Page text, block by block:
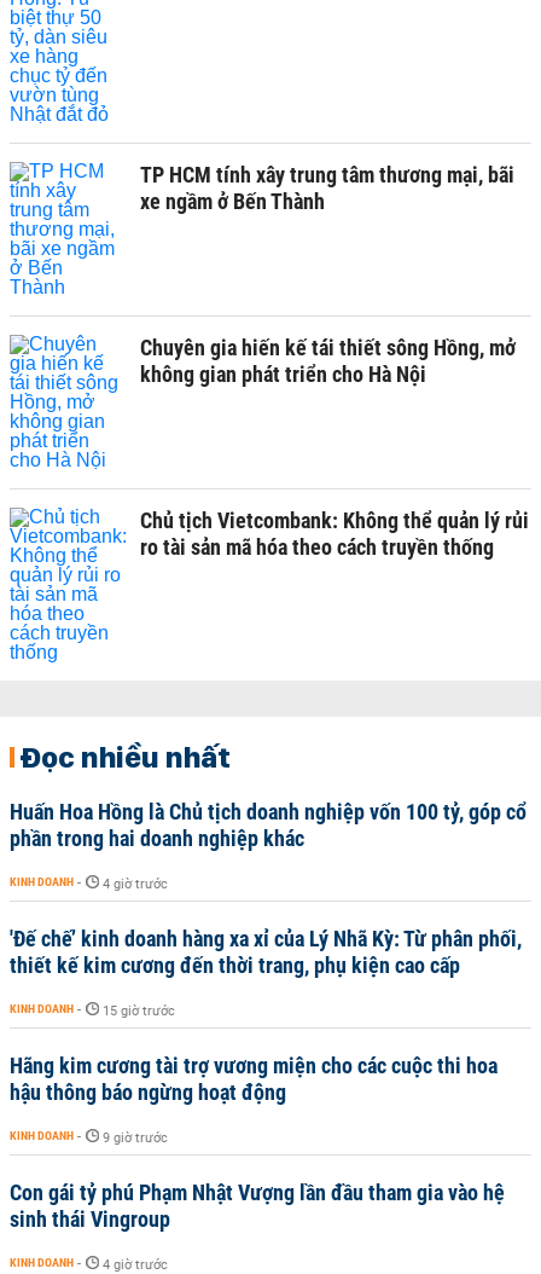
TP HCM tính xây trung tâm thương mại, bãi
xe ngầm ở Bến Thành
Chuyên gia hiến kế tái thiết sông Hồng, mở
không gian phát triển cho Hà Nội
Chủ tịch Vietcombank: Không thể quản lý rủi
ro tài sản mã hóa theo cách truyền thống
Đọc nhiều nhất
Huấn Hoa Hồng là Chủ tịch doanh nghiệp vốn 100 tỷ, góp cổ
phần trong hai doanh nghiệp khác
KINH DOANH - 4 giờ trước
'Đế chế’ kinh doanh hàng xa xỉ của Lý Nhã Kỳ: Từ phân phối,
thiết kế kim cương đến thời trang, phụ kiện cao cấp
KINH DOANH - 15 giờ trước
Hãng kim cương tài trợ vương miện cho các cuộc thi hoa
hậu thông báo ngừng hoạt động
KINH DOANH - 9 giờ trước
Con gái tỷ phú Phạm Nhật Vượng lần đầu tham gia vào hệ
sinh thái Vingroup
KINH DOANH - 4 giờ trước